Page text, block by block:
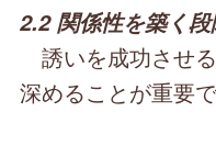
2.2 関係性を築く
誘いを成功させ
深めることが重要で